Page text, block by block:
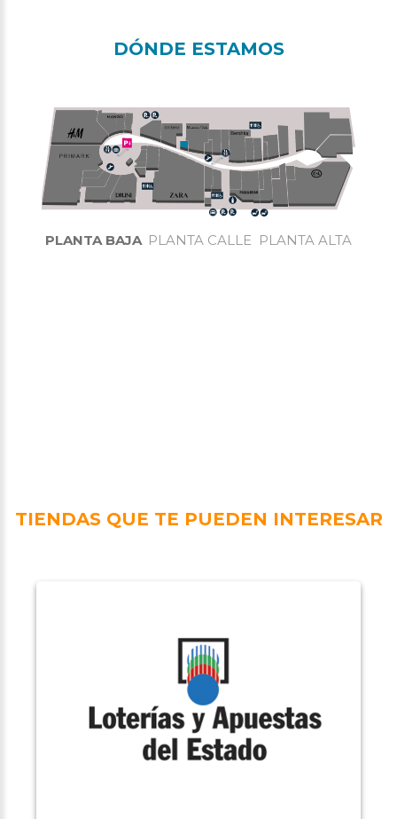
DÓNDE ESTAMOS
PLANTA BAJA PLANTA CALLE PLANTA ALTA
TIENDAS QUE TE PUEDEN INTERESAR